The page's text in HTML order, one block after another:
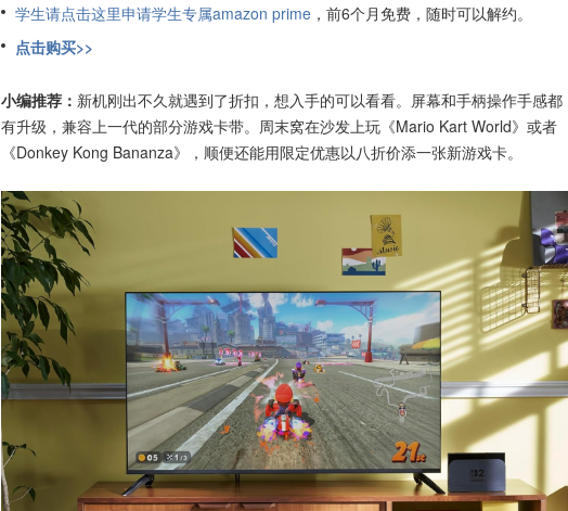
学生请点击这里申请学生专属amazon prime ，前6个月免费，随时可以解约。
点击购买>>
小编推荐： 新机刚出不久就遇到了折扣，想入手的可以看看。屏幕和手柄操作手感都
有升级，兼容上一代的部分游戏卡带。周末窝在沙发上玩《Mario Kart World》或者
《Donkey Kong Bananza》，顺便还能用限定优惠以八折价添一张新游戏卡。